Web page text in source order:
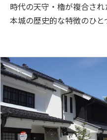
時代の天守・櫓が複合さ
本城の歴史的な特徴のひと